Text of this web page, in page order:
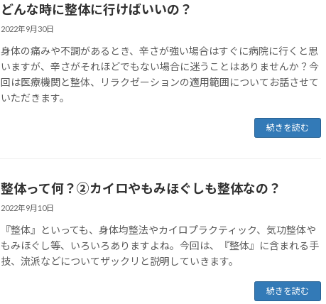
どんな時に整体に行けばいいの？
2022年9月30日
身体の痛みや不調があるとき、辛さが強い場合はすぐに病院に行くと思
いますが、辛さがそれほどでもない場合に迷うことはありませんか？今
回は医療機関と整体、リラクゼーションの適用範囲についてお話させて
いただきます。
続きを読む
整体って何？②カイロやもみほぐしも整体なの？
2022年9月10日
『整体』といっても、身体均整法やカイロプラクティック、気功整体や
もみほぐし等、いろいろありますよね。今回は、『整体』に含まれる手
技、流派などについてザックリと説明していきます。
続きを読む